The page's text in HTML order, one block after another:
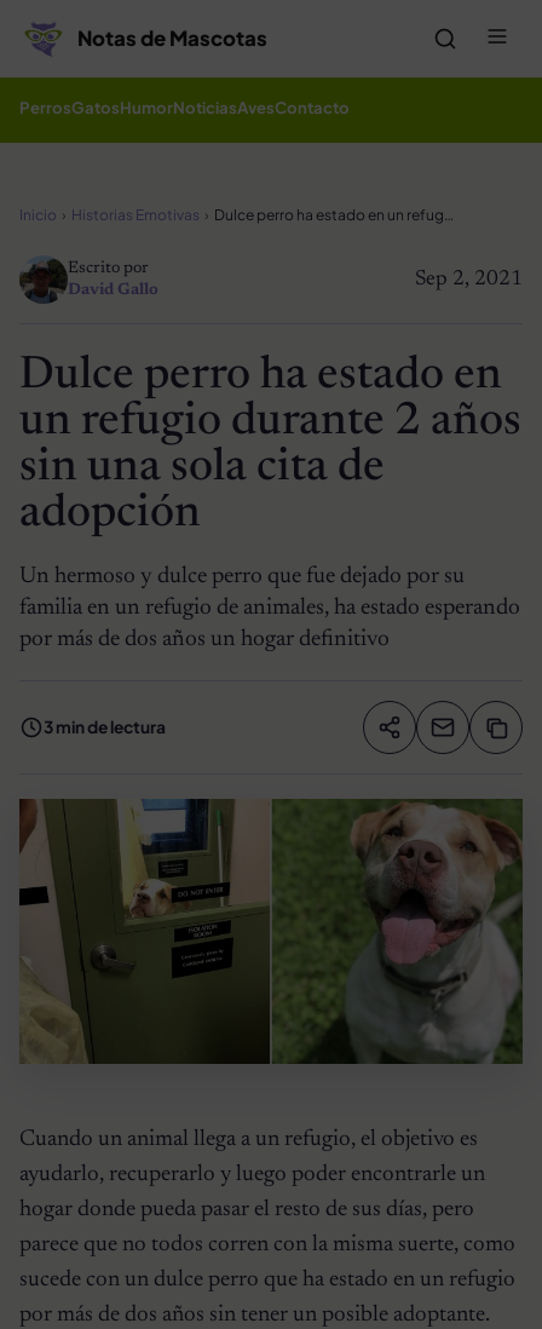
Notas de Mascotas
PerrosGatosHumorNoticiasAvesContacto
Inicio Historias Emotivas Dulce perro ha estado en un refugio durante 2 años sin una sola cita de adopción
Sep 2, 2021
Escrito por
David Gallo
Dulce perro ha estado en
un refugio durante 2 años
sin una sola cita de
adopción
Un hermoso y dulce perro que fue dejado por su
familia en un refugio de animales, ha estado esperando
por más de dos años un hogar definitivo
3 min de lectura Compartir
Cuando un animal llega a un refugio, el objetivo es
ayudarlo, recuperarlo y luego poder encontrarle un
hogar donde pueda pasar el resto de sus días, pero
parece que no todos corren con la misma suerte, como
sucede con un dulce perro que ha estado en un refugio
por más de dos años sin tener un posible adoptante.